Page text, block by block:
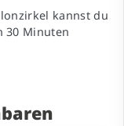
kannst du
30 Minuten